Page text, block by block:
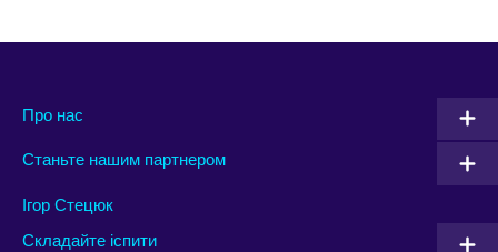
Про нас
Станьте нашим партнером
Ігор Стецюк
Складайте іспити